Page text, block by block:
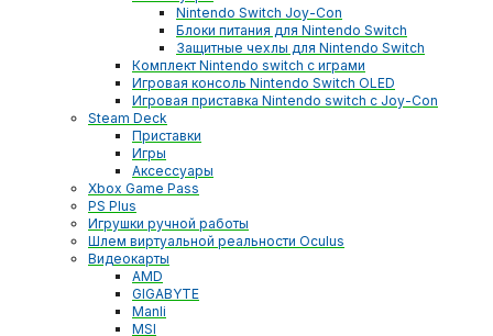
Nintendo Switch Joy-Con
Блоки питания для Nintendo Switch
Защитные чехлы для Nintendo Switch
Комплект Nintendo switch с играми
Игровая консоль Nintendo Switch OLED
Игровая приставка Nintendo switch с Joy-Con
Steam Deck
Приставки
Игры
Аксессуары
Xbox Game Pass
PS Plus
Игрушки ручной работы
Шлем виртуальной реальности Oculus
Видеокарты
AMD
GIGABYTE
Manli
MSI